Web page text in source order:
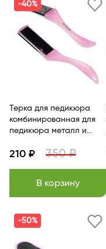
-40%
Терка для педикюра
комбинированная для
педикюра металл и
белая глянцевая длина
210 ₽ 350 ₽
В корзину
-50%